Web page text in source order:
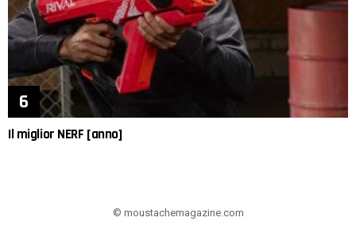
Il miglior NERF [anno]
© moustachemagazine.com